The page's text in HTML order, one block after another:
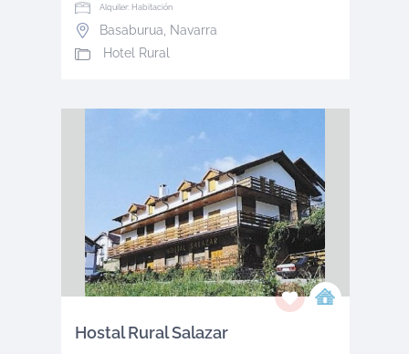
Alquiler: Habitación
Basaburua
Navarra
Hotel Rural
Hostal Rural Salazar